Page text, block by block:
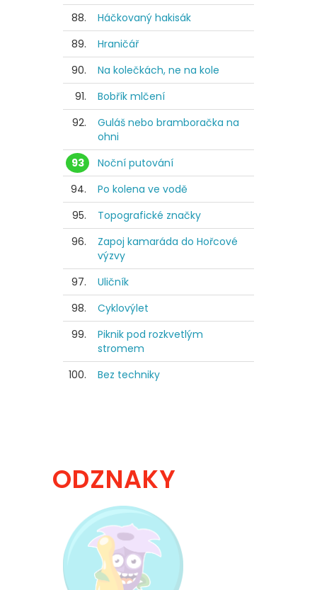
88.
Háčkovaný hakisák
89.
Hraničář
90.
Na kolečkách, ne na kole
91.
Bobřík mlčení
92.
Guláš nebo bramboračka na
ohni
93
Noční putování
94.
Po kolena ve vodě
95.
Topografické značky
96.
Zapoj kamaráda do Hořcové
výzvy
97.
Uličník
98.
Cyklovýlet
99.
Piknik pod rozkvetlým
stromem
100.
Bez techniky
ODZNAKY